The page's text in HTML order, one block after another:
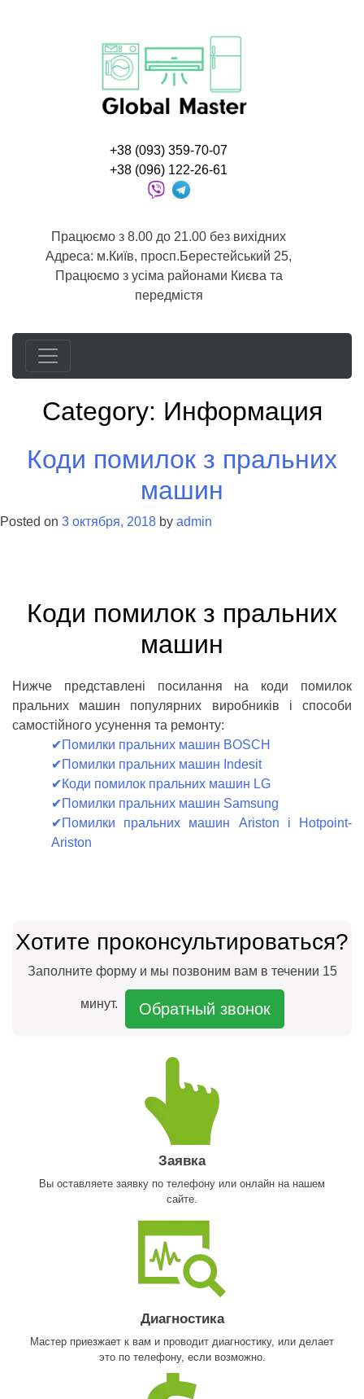
+38 (093) 359-70-07
+38 (096) 122-26-61
Працюємо з 8.00 до 21.00 без вихідних
Адреса: м.Київ, просп.Берестейський 25,
Працюємо з усіма районами Києва та
передмістя
Category: Информация
Коди помилок з пральних
машин
Posted on 3 октября, 2018 by admin
Коди помилок з пральних
машин
Нижче представлені посилання на коди помилок
пральних машин популярних виробників і способи
самостійного усунення та ремонту:
✔Помилки пральних машин BOSCH
✔Помилки пральних машин Indesit
✔Коди помилок пральних машин LG
✔Помилки пральних машин Samsung
✔Помилки пральних машин Ariston і Hotpoint-
Ariston
Хотите проконсультироваться?
Заполните форму и мы позвоним вам в течении 15
минут. Обратный звонок
Заявка
Вы оставляете заявку по телефону или онлайн на нашем
сайте.
Диагностика
Мастер приезжает к вам и проводит диагностику, или делает
это по телефону, если возможно.